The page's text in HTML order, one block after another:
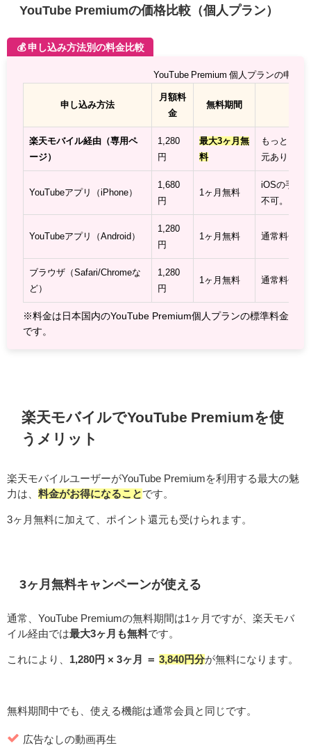
YouTube Premiumの価格比較（個人プラン）
💰 申し込み方法別の料金比較
YouTube Premium 個人プランの申し
申し込み方法
月額料
金
無料期間
楽天モバイル経由（専用ペ
ージ）
1,280
円
最大3ヶ月無
料
もっともお
元あり。
YouTubeアプリ（iPhone）
1,680
円
1ヶ月無料
iOSの手数
不可。
YouTubeアプリ（Android）
1,280
円
1ヶ月無料 通常料金。
ブラウザ（Safari/Chromeな
ど）
1,280
円
1ヶ月無料 通常料金。
※料金は日本国内のYouTube Premium個人プランの標準料金
です。
楽天モバイルでYouTube Premiumを使
うメリット
楽天モバイルユーザーがYouTube Premiumを利用する最大の魅
力は、 料金がお得になること です。
3ヶ月無料に加えて、ポイント還元も受けられます。
3ヶ月無料キャンペーンが使える
通常、YouTube Premiumの無料期間は1ヶ月ですが、楽天モバ
イル経由では最大3ヶ月も無料です。
これにより、 1,280円 × 3ヶ月 ＝ 3,840円分が無料になります。
無料期間中でも、使える機能は通常会員と同じです。
広告なしの動画再生